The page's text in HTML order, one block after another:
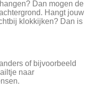
Dan mogen de
Hangt jouw
klokkijken? Dan is
of bijvoorbeeld
naar